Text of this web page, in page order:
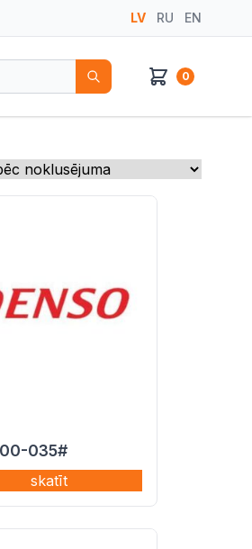
LV RU EN
0
035#
skatīt